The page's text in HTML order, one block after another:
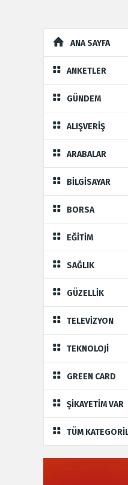
ExploreANA SAYFA
ANKETLER
GÜNDEM
ALIŞVERİŞ
ARABALAR
BİLGİSAYAR
BORSA
EĞİTİM
SAĞLIK
GÜZELLİK
TELEVİZYON
TEKNOLOJİ
GREEN CARD
ŞİKAYETİM VAR
TÜM